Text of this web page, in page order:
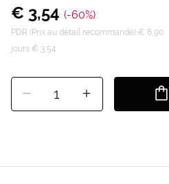
€ 3,54 (-60%)
PDR (Prix au détail recommandé) € 8,90
jours € 3,54
1